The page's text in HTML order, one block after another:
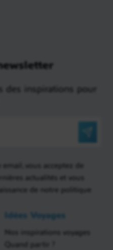
inspirations pour
vous acceptez de
actualités et vous
de notre politique
Idées Voyages
Nos inspirations voyages
Quand partir ?